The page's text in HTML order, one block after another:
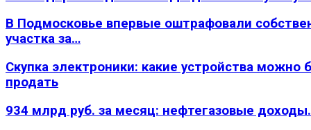
В Подмосковье впервые оштрафовали
участка за…
Скупка электроники: какие устройства можно
продать
934 млрд руб. за месяц: нефтегазовые